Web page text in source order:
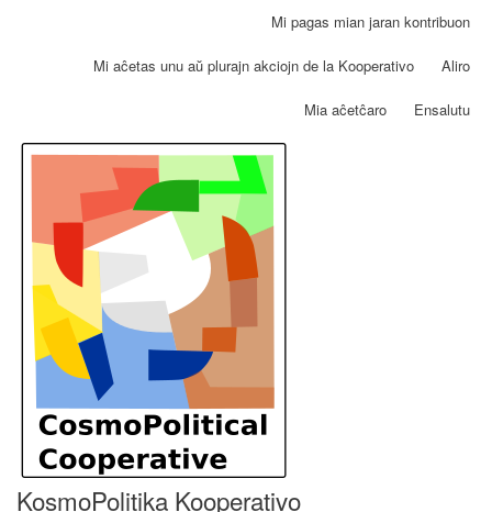
Skip
main
Mi pagas mian jaran kontribuon
Mi aĉetas unu aŭ plurajn akciojn de la Kooperativo Aliro
Mia aĉetĉaro Ensalutu
KosmoPolitika Kooperativo